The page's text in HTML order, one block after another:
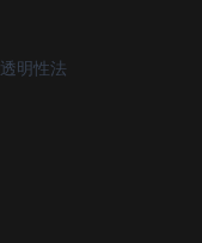
明性法